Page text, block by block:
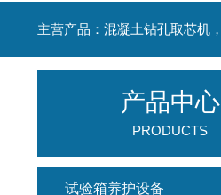
产品中心
PRODUCTS
试验箱养护设备